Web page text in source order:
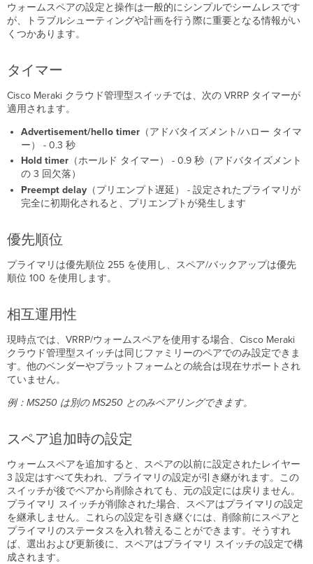
ウォームスペアの設定と操作は一般的にシンプルでシームレスです
が、トラブルシューティングや計画を行う際に重要となる情報がい
くつかあります。
タイマー
Cisco Meraki クラウド管理型スイッチでは、次の VRRP タイマーが
適用されます。
Advertisement/hello timer（アドバタイズメント/ハロー タイマ
ー） - 0.3 秒
Hold timer（ホールド タイマー） - 0.9 秒（アドバタイズメント
の 3 回欠落）
Preempt delay（プリエンプト遅延） - 設定されたプライマリが
完全に初期化されると、プリエンプトが発生します
優先順位
プライマリは優先順位 255 を使用し、スペア/バックアップは優先
順位 100 を使用します。
相互運用性
現時点では、VRRP/ウォームスペアを使用する場合、Cisco Meraki
クラウド管理型スイッチは同じファミリーのペアでのみ設定できま
す。他のベンダーやプラットフォームとの統合は現在サポートされ
ていません。
例：MS250 は別の MS250 とのみペアリングできます。
スペア追加時の設定
ウォームスペアを追加すると、スペアの以前に設定されたレイヤー
3 設定はすべて失われ、プライマリの設定が引き継がれます。この
スイッチが後でペアから削除されても、元の設定には戻りません。
プライマリ スイッチが削除された場合、スペアはプライマリの設定
を継承しません。これらの設定を引き継ぐには、削除前にスペアと
プライマリのステータスを入れ替えることができます。そうすれ
ば、選出および更新後に、スペアはプライマリ スイッチの設定で構
成されます。